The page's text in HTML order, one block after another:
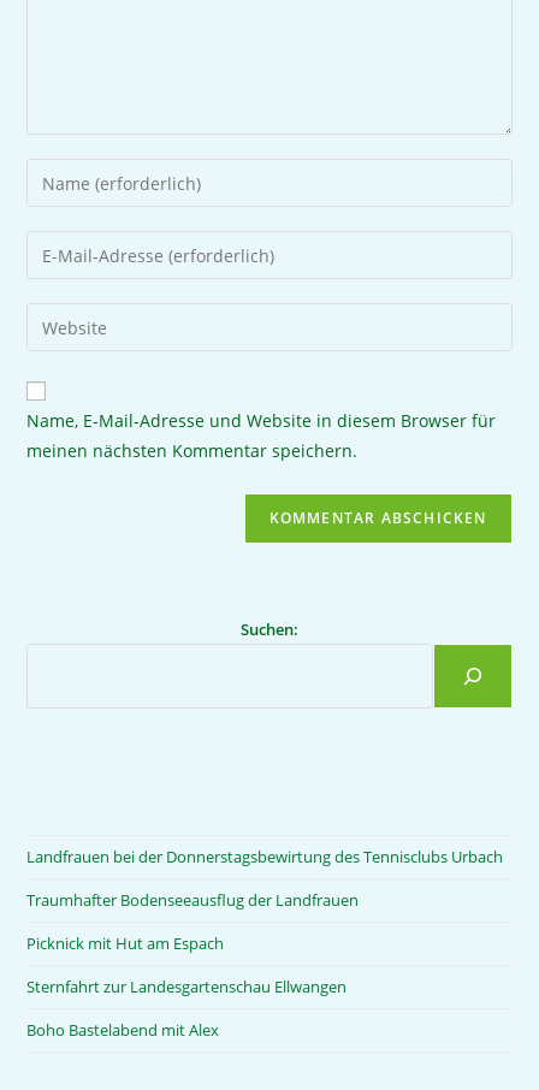
Name, E-Mail-Adresse und Website in diesem Browser für
meinen nächsten Kommentar speichern.
Suchen:
Landfrauen bei der Donnerstagsbewirtung des Tennisclubs Urbach
Traumhafter Bodenseeausflug der Landfrauen
Picknick mit Hut am Espach
Sternfahrt zur Landesgartenschau Ellwangen
Boho Bastelabend mit Alex